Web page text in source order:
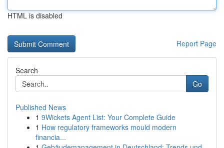
HTML is disabled
Report Page
Search
Go
Published News
1 9Wickets Agent List: Your Complete Guide
1 How regulatory frameworks mould modern
financia...